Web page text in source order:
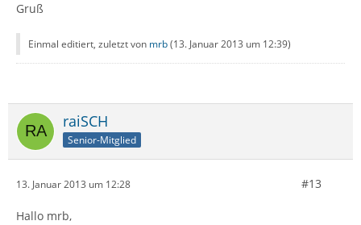
Gruß
Einmal editiert, zuletzt von mrb(13. Januar 2013 um 12:39)
raiSCH
Senior-Mitglied
13. Januar 2013 um 12:28 #13
Hallo mrb,